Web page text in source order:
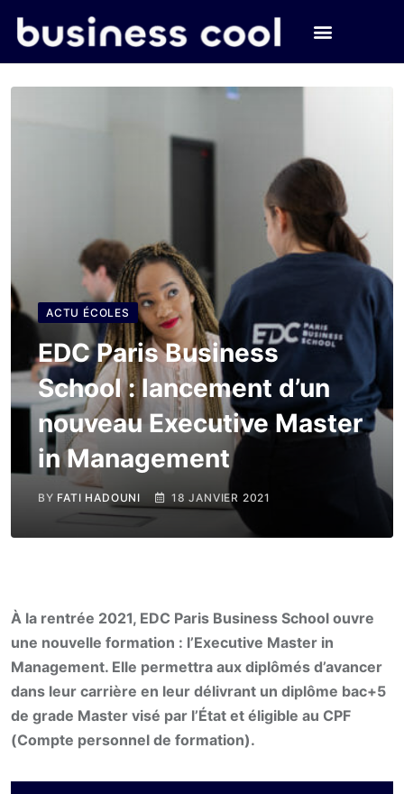
ACTU ÉCOLES
EDC Paris Business
School : lancement d’un
nouveau Executive Master
in Management
BY FATI HADOUNI 18 JANVIER 2021
À la rentrée 2021, EDC Paris Business School ouvre
une nouvelle formation : l’Executive Master in
Management. Elle permettra aux diplômés d’avancer
dans leur carrière en leur délivrant un diplôme bac+5
de grade Master visé par l’État et éligible au CPF
(Compte personnel de formation).